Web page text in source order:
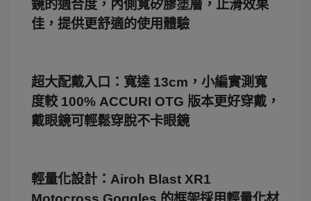
鏡的適合度，內側寬矽膠塗層，止滑效果
佳，提供更舒適的使用體驗
超大配戴入口：寬達 13cm，小編實測寬
度較 100% ACCURI OTG 版本更好穿戴，
戴眼鏡可輕鬆穿脫不卡眼鏡
輕量化設計：Airoh Blast XR1